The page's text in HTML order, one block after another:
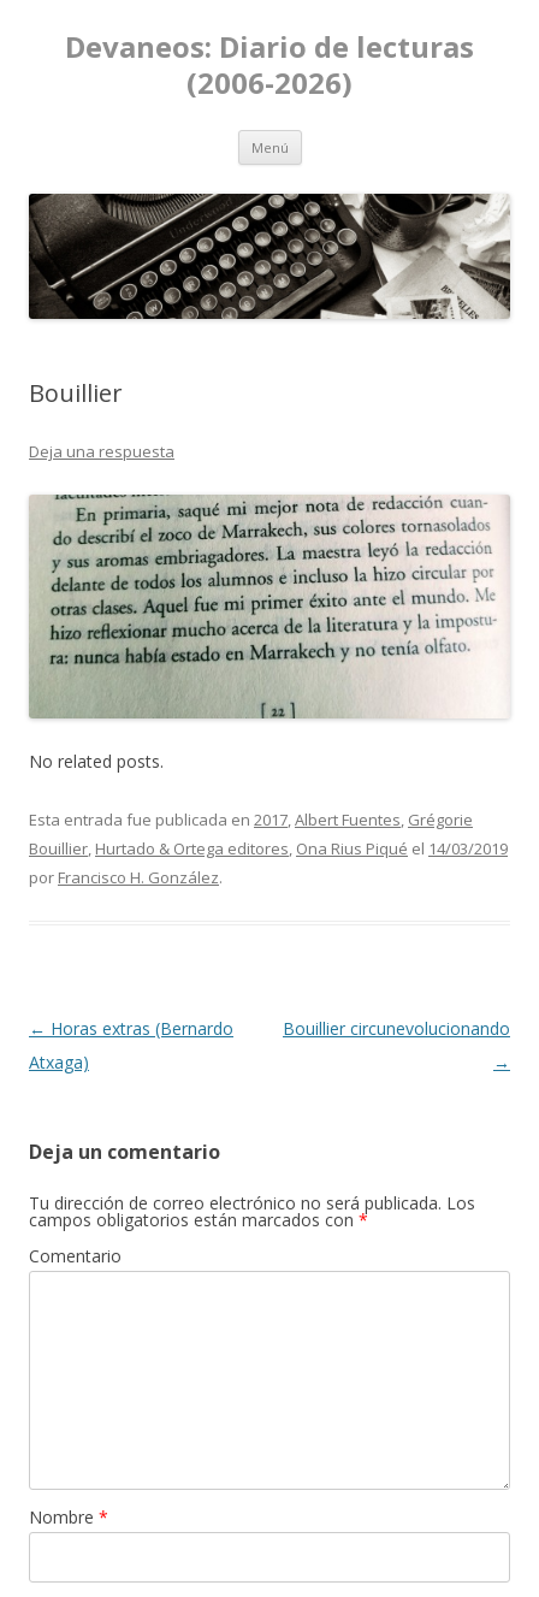
Devaneos: Diario de lecturas
(2006-2026)
Menú Ir al contenido
Bouillier
Deja una respuesta
No related posts.
Esta entrada fue publicada en 2017,Albert Fuentes, Grégorie
Bouillier, Hurtado & Ortega editores, Ona Rius Piqué el 14/03/2019
por Francisco H. González.
Navegación de entradas
← Horas extras (Bernardo
Atxaga)
Bouillier circunevolucionando
→
Deja un comentario
Tu dirección de correo electrónico no será publicada. Los
campos obligatorios están marcados con *
Comentario
Nombre *